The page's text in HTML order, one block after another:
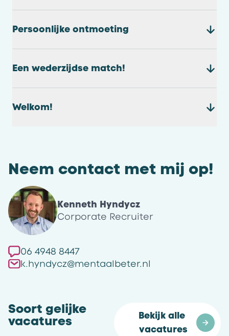
Persoonlijke ontmoeting
Een wederzijdse match!
Welkom!
Neem contact met mij op!
Kenneth Hyndycz
Corporate Recruiter
06 4948 8447
k.hyndycz@mentaalbeter.nl
Soort gelijke
vacatures
Bekijk alle
vacatures